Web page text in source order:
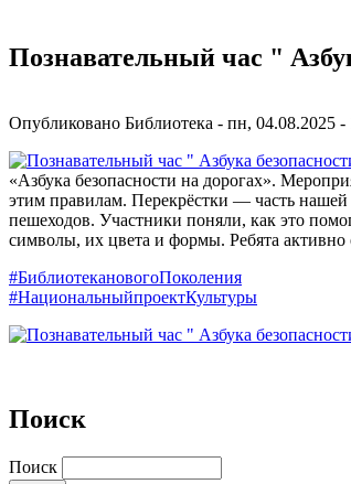
Познавательный час "
Опубликовано Библиотека - пн, 04.08.2025 -
«Азбука безопасности на дорогах».
этим правилам. Перекрёстки — часть
пешеходов. Участники поняли, как это
символы, их цвета и формы. Ребята
#БиблиотекановогоПоколения
#НациональныйпроектКультуры
Поиск
Поиск